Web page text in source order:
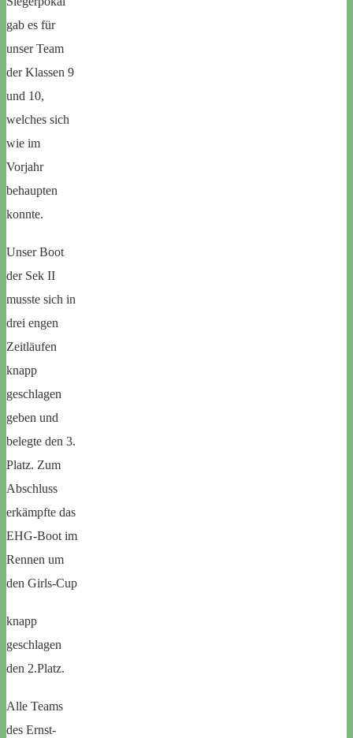
gab es für
unser Team
der Klassen 9
und 10,
welches sich
wie im
Vorjahr
behaupten
konnte.
Unser Boot
der Sek II
musste sich in
drei engen
Zeitläufen
knapp
geschlagen
geben und
belegte den 3.
Platz. Zum
Abschluss
erkämpfte das
EHG-Boot im
Rennen um
den Girls-Cup
knapp
geschlagen
den 2.Platz.
Alle Teams
des Ernst-